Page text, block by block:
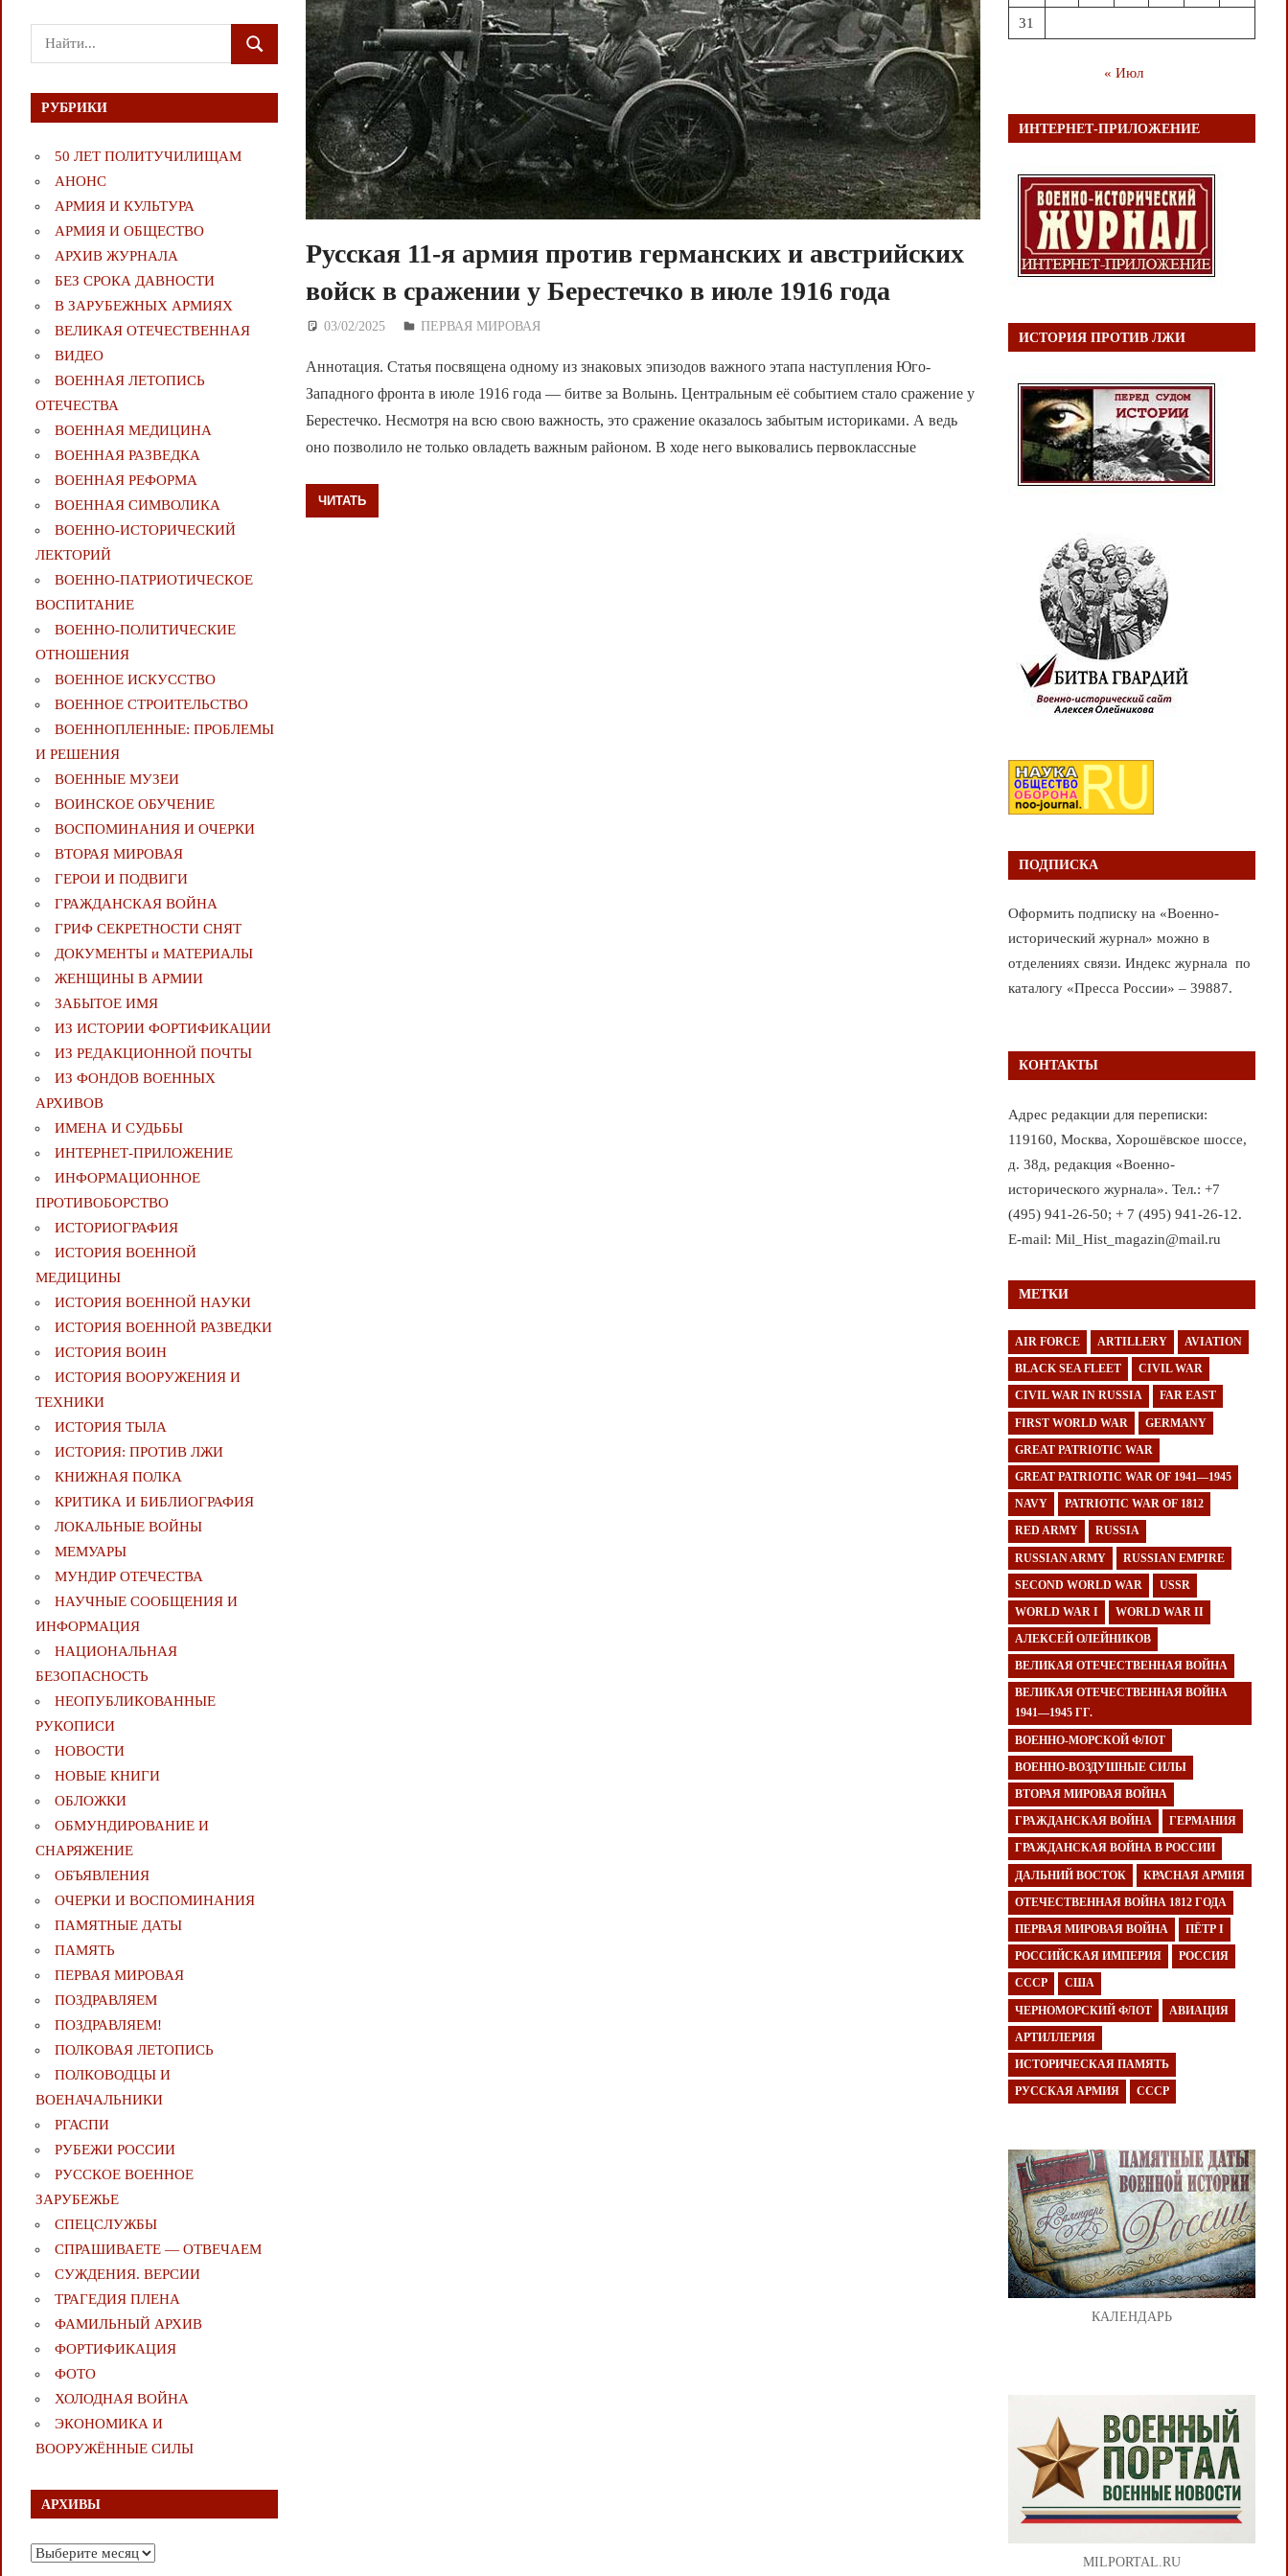
Русская 11-я армия против германских и австрийских
войск в сражении у Берестечко в июле 1916 года
03/02/2025 Дежурный по Редакции
ПЕРВАЯ МИРОВАЯ
Аннотация. Статья посвящена одному из знаковых эпизодов важного этапа наступления Юго-
Западного фронта в июле 1916 года — битве за Волынь. Центральным её событием стало сражение у
Берестечко. Несмотря на всю свою важность, это сражение оказалось забытым историками. А ведь
оно позволило не только овладеть важным районом. В ходе него выковались первоклассные
ЧИТАТЬ
Поиск
для:
ПОИСК
РУБРИКИ
50 ЛЕТ ПОЛИТУЧИЛИЩАМ
АНОНС
АРМИЯ И КУЛЬТУРА
АРМИЯ И ОБЩЕСТВО
АРХИВ ЖУРНАЛА
БЕЗ СРОКА ДАВНОСТИ
В ЗАРУБЕЖНЫХ АРМИЯХ
ВЕЛИКАЯ ОТЕЧЕСТВЕННАЯ
ВИДЕО
ВОЕННАЯ ЛЕТОПИСЬ
ОТЕЧЕСТВА
ВОЕННАЯ МЕДИЦИНА
ВОЕННАЯ РАЗВЕДКА
ВОЕННАЯ РЕФОРМА
ВОЕННАЯ СИМВОЛИКА
ВОЕННО-ИСТОРИЧЕСКИЙ
ЛЕКТОРИЙ
ВОЕННО-ПАТРИОТИЧЕСКОЕ
ВОСПИТАНИЕ
ВОЕННО-ПОЛИТИЧЕСКИE
ОТНОШЕНИЯ
ВОЕННОЕ ИСКУССТВО
ВОЕННОЕ СТРОИТЕЛЬСТВО
ВОЕННОПЛЕННЫЕ: ПРОБЛЕМЫ
И РЕШЕНИЯ
ВОЕННЫЕ МУЗЕИ
ВОИНСКОЕ ОБУЧЕНИЕ
ВОСПОМИНАНИЯ И ОЧЕРКИ
ВТОРАЯ МИРОВАЯ
ГЕРОИ И ПОДВИГИ
ГРАЖДАНСКАЯ ВОЙНА
ГРИФ СЕКРЕТНОСТИ СНЯТ
ДОКУМЕНТЫ и МАТЕРИАЛЫ
ЖЕНЩИНЫ В АРМИИ
ЗАБЫТОЕ ИМЯ
ИЗ ИСТОРИИ ФОРТИФИКАЦИИ
ИЗ РЕДАКЦИОННОЙ ПОЧТЫ
ИЗ ФОНДОВ ВОЕННЫХ
АРХИВОВ
ИМЕНА И СУДЬБЫ
ИНТЕРНЕТ-ПРИЛОЖЕНИЕ
ИНФОРМАЦИОННОЕ
ПРОТИВОБОРСТВО
ИСТОРИОГРАФИЯ
ИСТОРИЯ ВОЕННОЙ
МЕДИЦИНЫ
ИСТОРИЯ ВОЕННОЙ НАУКИ
ИСТОРИЯ ВОЕННОЙ РАЗВЕДКИ
ИСТОРИЯ ВОИН
ИСТОРИЯ ВООРУЖЕНИЯ И
ТЕХНИКИ
ИСТОРИЯ ТЫЛА
ИСТОРИЯ: ПРОТИВ ЛЖИ
КНИЖНАЯ ПОЛКА
КРИТИКА И БИБЛИОГРАФИЯ
ЛОКАЛЬНЫЕ ВОЙНЫ
МЕМУАРЫ
МУНДИР ОТЕЧЕСТВА
НАУЧНЫЕ СООБЩЕНИЯ И
ИНФОРМАЦИЯ
НАЦИОНАЛЬНАЯ
БЕЗОПАСНОСТЬ
НЕОПУБЛИКОВАННЫЕ
РУКОПИСИ
НОВОСТИ
НОВЫЕ КНИГИ
ОБЛОЖКИ
ОБМУНДИРОВАНИЕ И
СНАРЯЖЕНИЕ
ОБЪЯВЛЕНИЯ
ОЧЕРКИ И ВОСПОМИНАНИЯ
ПАМЯТНЫЕ ДАТЫ
ПАМЯТЬ
ПЕРВАЯ МИРОВАЯ
ПОЗДРАВЛЯЕМ
ПОЗДРАВЛЯЕМ!
ПОЛКОВАЯ ЛЕТОПИСЬ
ПОЛКОВОДЦЫ И
ВОЕНАЧАЛЬНИКИ
РГАСПИ
РУБЕЖИ РОССИИ
РУССКОЕ ВОЕННОЕ
ЗАРУБЕЖЬЕ
СПЕЦСЛУЖБЫ
СПРАШИВАЕТЕ — ОТВЕЧАЕМ
СУЖДЕНИЯ. ВЕРСИИ
ТРАГЕДИЯ ПЛЕНА
ФАМИЛЬНЫЙ АРХИВ
ФОРТИФИКАЦИЯ
ФОТО
ХОЛОДНАЯ ВОЙНА
ЭКОНОМИКА И
ВООРУЖЁННЫЕ СИЛЫ
АРХИВЫ
Архивы
31
« Июл
ИНТЕРНЕТ-ПРИЛОЖЕНИЕ
ИСТОРИЯ ПРОТИВ ЛЖИ
ПОДПИСКА
Оформить подписку на «Военно-
исторический журнал» можно в
отделениях связи. Индекс журнала по
каталогу «Пресса России» – 39887.
КОНТАКТЫ
Адрес редакции для переписки:
119160, Москва, Хорошёвское шоссе,
д. 38д, редакция «Военно-
исторического журнала». Тел.: +7
(495) 941-26-50; + 7 (495) 941-26-12.
E-mail: Mil_Hist_magazin@mail.ru
МЕТКИ
AIR FORCE ARTILLERY AVIATION
BLACK SEA FLEET CIVIL WAR
CIVIL WAR IN RUSSIA FAR EAST
FIRST WORLD WAR GERMANY
GREAT PATRIOTIC WAR
GREAT PATRIOTIC WAR OF 1941—1945
NAVY PATRIOTIC WAR OF 1812
RED ARMY RUSSIA
RUSSIAN ARMY RUSSIAN EMPIRE
SECOND WORLD WAR USSR
WORLD WAR I WORLD WAR II
АЛЕКСЕЙ ОЛЕЙНИКОВ
ВЕЛИКАЯ ОТЕЧЕСТВЕННАЯ ВОЙНА
ВЕЛИКАЯ ОТЕЧЕСТВЕННАЯ ВОЙНА
1941—1945 ГГ.
ВОЕННО-МОРСКОЙ ФЛОТ
ВОЕННО-ВОЗДУШНЫЕ СИЛЫ
ВТОРАЯ МИРОВАЯ ВОЙНА
ГРАЖДАНСКАЯ ВОЙНА ГЕРМАНИЯ
ГРАЖДАНСКАЯ ВОЙНА В РОССИИ
ДАЛЬНИЙ ВОСТОК КРАСНАЯ АРМИЯ
ОТЕЧЕСТВЕННАЯ ВОЙНА 1812 ГОДА
ПЕРВАЯ МИРОВАЯ ВОЙНА ПЁТР I
РОССИЙСКАЯ ИМПЕРИЯ РОССИЯ
СССР США
ЧЕРНОМОРСКИЙ ФЛОТ АВИАЦИЯ
АРТИЛЛЕРИЯ
ИСТОРИЧЕСКАЯ ПАМЯТЬ
РУССКАЯ АРМИЯ СССР
КАЛЕНДАРЬ
MILPORTAL.RU